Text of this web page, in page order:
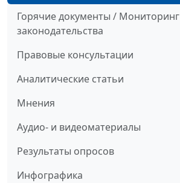
Горячие документы / Мониторинг
законодательства
Правовые консультации
Аналитические статьи
Мнения
Аудио- и видеоматериалы
Результаты опросов
Инфографика